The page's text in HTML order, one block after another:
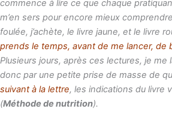
commence à lire ce que chaque
m’en sers pour encore mieux
foulée, j’achète, le livre jaune, et le livre
prends le temps, avant de me lancer, de
Plusieurs jours, après ces lectures, je
donc par une petite prise de masse de
suivant à la lettre, les indications du livre
(Méthode de nutrition).